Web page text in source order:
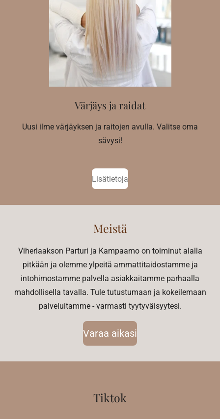
Värjäys ja raidat
Uusi ilme värjäyksen ja raitojen avulla. Valitse oma
sävysi!
Lisätietoja
Meistä
Viherlaakson Parturi ja Kampaamo on toiminut alalla
pitkään ja olemme ylpeitä ammattitaidostamme ja
intohimostamme palvella asiakkaitamme parhaalla
mahdollisella tavalla. Tule tutustumaan ja kokeilemaan
palveluitamme - varmasti tyytyväisyytesi.
Varaa aikasi
Tiktok